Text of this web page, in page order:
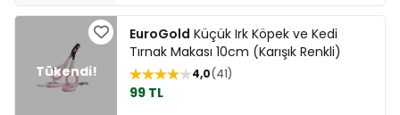
EuroGold Küçük Irk Köpek ve Kedi
Tırnak Makası 10cm (Karışık Renkli)
4,0 41
99 TL